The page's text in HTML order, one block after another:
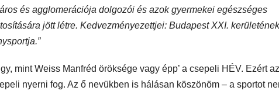
és agglomerációja dolgozói és azok gyermekei egészséges
jött létre. Kedvezményezettjei: Budapest XXI. kerületének
mint Weiss Manfréd öröksége vagy épp’ a csepeli HÉV. Ezért az
nyerni fog. Az ő nevükben is hálásan köszönöm – a sportot